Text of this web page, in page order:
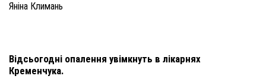
Яніна Климань
Відсьогодні опалення увімкнуть в лікарнях
Кременчука.